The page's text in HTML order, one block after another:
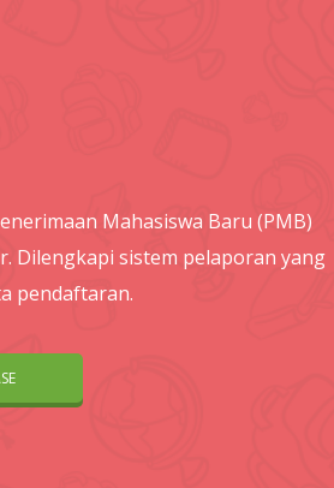
Mahasiswa Baru (PMB)
Dilengkapi sistem pelaporan yang
pendaftaran.